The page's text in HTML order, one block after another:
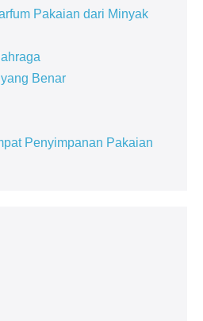
Pakaian dari Minyak
Benar
Penyimpanan Pakaian